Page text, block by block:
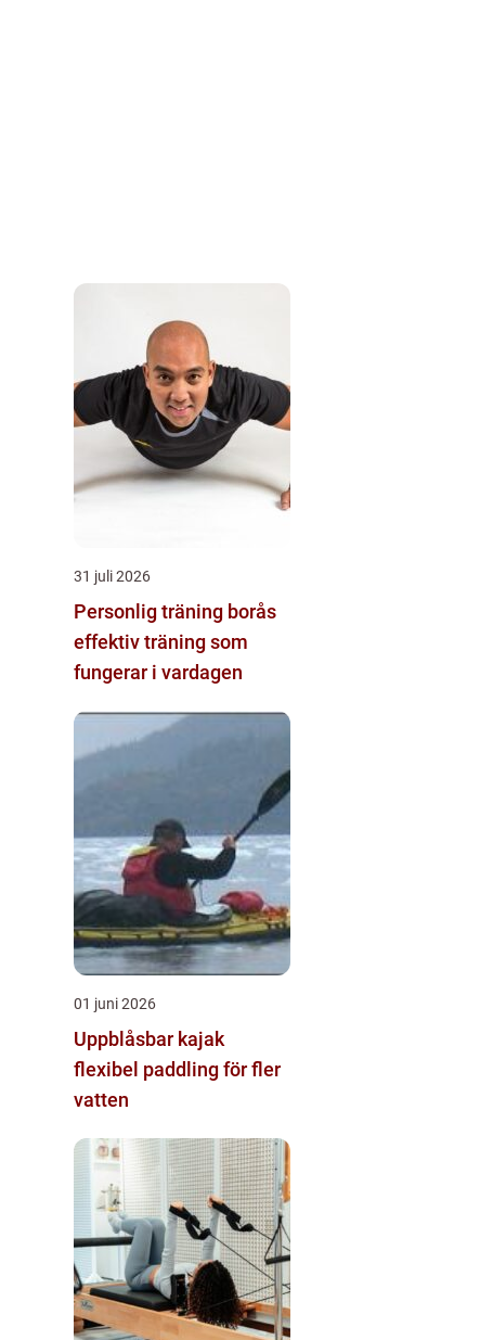
31 juli 2026
Personlig träning borås
effektiv träning som
fungerar i vardagen
01 juni 2026
Uppblåsbar kajak
flexibel paddling för fler
vatten